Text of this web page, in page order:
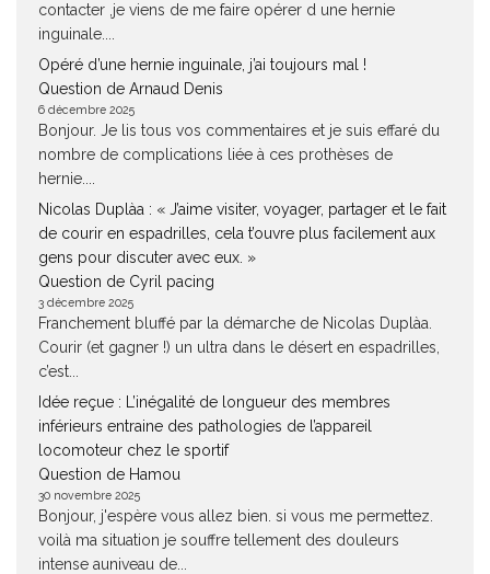
contacter ,je viens de me faire opérer d une hernie
inguinale....
Opéré d’une hernie inguinale, j’ai toujours mal !
Question de Arnaud Denis
6 décembre 2025
Bonjour. Je lis tous vos commentaires et je suis effaré du
nombre de complications liée à ces prothèses de
hernie....
Nicolas Duplàa : « J’aime visiter, voyager, partager et le fait
de courir en espadrilles, cela t’ouvre plus facilement aux
gens pour discuter avec eux. »
Question de Cyril pacing
3 décembre 2025
Franchement bluffé par la démarche de Nicolas Duplàa.
Courir (et gagner !) un ultra dans le désert en espadrilles,
c’est...
Idée reçue : L’inégalité de longueur des membres
inférieurs entraine des pathologies de l’appareil
locomoteur chez le sportif
Question de Hamou
30 novembre 2025
Bonjour, j'espère vous allez bien. si vous me permettez.
voilà ma situation je souffre tellement des douleurs
intense auniveau de...